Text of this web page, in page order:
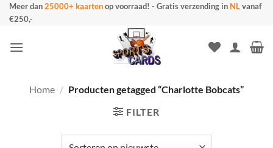
Ga
naar
Meer dan25000+ kaartenop voorraad! - Gratis verzending in NLvanaf
€250,-
Home / Producten getagged “Charlotte Bobcats”
FILTER